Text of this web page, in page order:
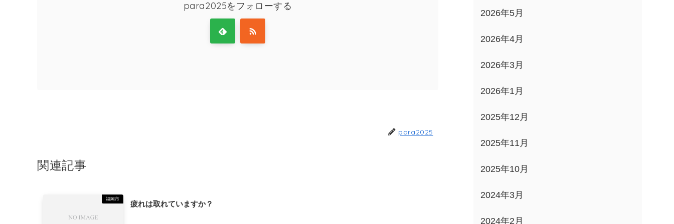
para2025をフォローする
para2025
関連記事
福岡市
疲れは取れていますか？
2026年5月
2026年4月
2026年3月
2026年1月
2025年12月
2025年11月
2025年10月
2024年3月
2024年2月